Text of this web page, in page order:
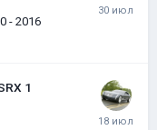
- 2016
1